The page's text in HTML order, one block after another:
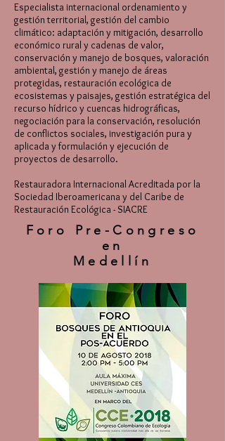
Especialista internacional ordenamiento y
gestión territorial, gestión del cambio
climático: adaptación y mitigación, desarrollo
económico rural y cadenas de valor,
conservación y manejo de bosques, valoración
ambiental, gestión y manejo de áreas
protegidas, restauración ecológica de
ecosistemas y paisajes, gestión estratégica del
recurso hídrico y cuencas hidrográficas,
negociación para la conservación, resolución
de conflictos sociales, investigación pura y
aplicada y formulación y ejecución de
proyectos de desarrollo.
Restauradora Internacional Acreditada por la
Sociedad Iberoamericana y del Caribe de
Restauración Ecológica - SIACRE
Foro Pre-Congreso
en
Medellín